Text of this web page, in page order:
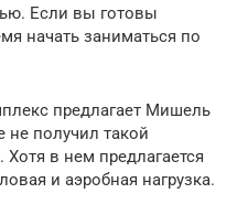
Если вы готовы
начать заниматься по
предлагает Мишель
не получил такой
в нем предлагается
и аэробная нагрузка.